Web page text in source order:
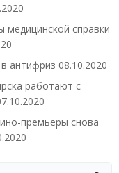
медицинской справки
антифриз 08.10.2020
работают с
премьеры снова